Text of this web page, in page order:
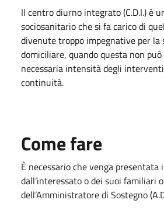
Il centro diurno integrato (C.D.I.) è
sociosanitario che si fa carico di
divenute troppo impegnative per la
domiciliare, quando questa non
necessaria intensità degli
continuità.
Come fare
È necessario che venga presentata
dall’interessato o dei suoi familiari o
dell’Amministratore di Sostegno